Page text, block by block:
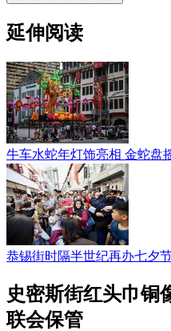
延伸阅读
牛车水蛇年灯饰亮相 金蛇盘
恭锡街时隔半世纪再办七夕
史密斯街红头巾铜
联会保管